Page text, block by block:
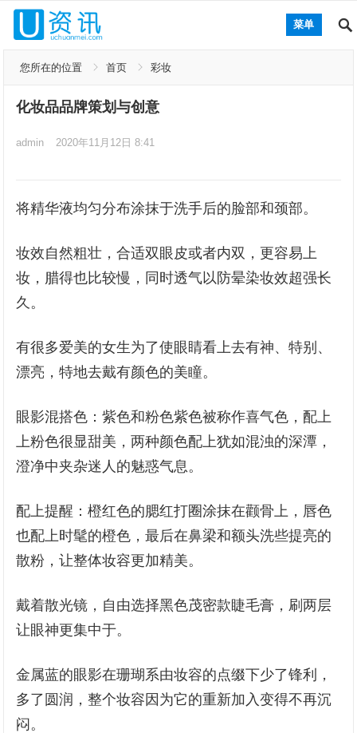
菜单
您所在的位置 首页 彩妆
化妆品品牌策划与创意
admin 2020年11月12日 8:41
将精华液均匀分布涂抹于洗手后的脸部和颈部。
妆效自然粗壮，合适双眼皮或者内双，更容易上
妆，腊得也比较慢，同时透气以防晕染妆效超强长
久。
有很多爱美的女生为了使眼睛看上去有神、特别、
漂亮，特地去戴有颜色的美瞳。
眼影混搭色：紫色和粉色紫色被称作喜气色，配上
上粉色很显甜美，两种颜色配上犹如混浊的深潭，
澄净中夹杂迷人的魅惑气息。
配上提醒：橙红色的腮红打圈涂抹在颧骨上，唇色
也配上时髦的橙色，最后在鼻梁和额头洗些提亮的
散粉，让整体妆容更加精美。
戴着散光镜，自由选择黑色茂密款睫毛膏，刷两层
让眼神更集中于。
金属蓝的眼影在珊瑚系由妆容的点缀下少了锋利，
多了圆润，整个妆容因为它的重新加入变得不再沉
闷。